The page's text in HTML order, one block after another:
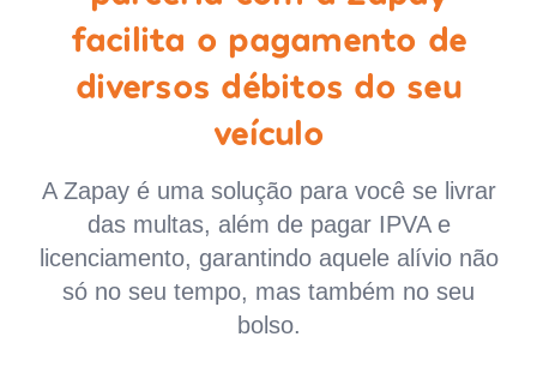
facilita o pagamento de
diversos débitos do seu
veículo
A Zapay é uma solução para você se livrar
das multas, além de pagar IPVA e
licenciamento, garantindo aquele alívio não
só no seu tempo, mas também no seu
bolso.